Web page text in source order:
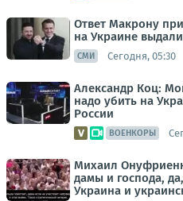
Ответ Макрону
на Украине
СМИ Сегодня, 05:30
Александр Коц:
надо убить на
России
ВОЕНКОРЫ
Михаил
дамы и господа,
Украина и